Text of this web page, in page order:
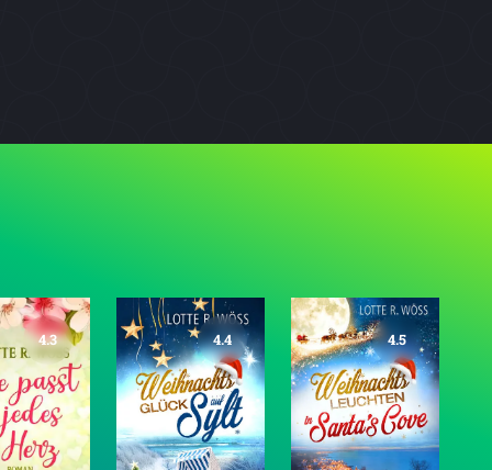
4.3 4.4 4.5